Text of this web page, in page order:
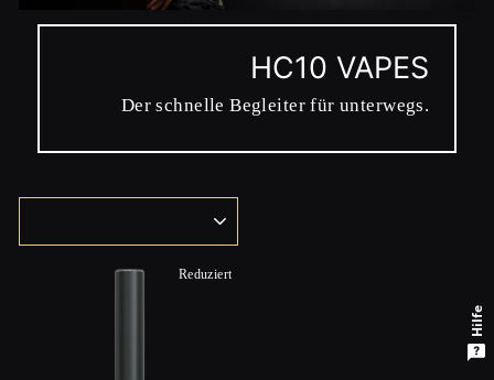
HC10 VAPES
Der schnelle Begleiter für unterwegs.
Reduziert
Hilfe